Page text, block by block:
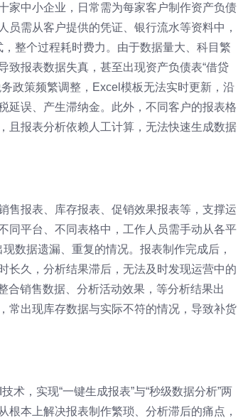
家中小企业，日常需为每家客户制作资产负债
需从客户提供的凭证、银行流水等资料中，
整个过程耗时费力。由于数据量大、科目繁
致报表数据失真，甚至出现资产负债表“借贷
政策频繁调整，Excel模板无法实时更新，沿
延误、产生滞纳金。此外，不同客户的报表格
且报表分析依赖人工计算，无法快速生成数据
售报表、库存报表、促销效果报表等，支撑运
同平台、不同表格中，工作人员需手动从各平
数据遗漏、重复的情况。报表制作完成后，
长久，分析结果滞后，无法及时发现运营中的
合销售数据、分析活动效果，等分析结果出
常出现库存数据与实际不符的情况，导致补货
，实现“一键生成报表”与“秒级数据分析”两
本上解决报表制作繁琐、分析滞后的痛点，